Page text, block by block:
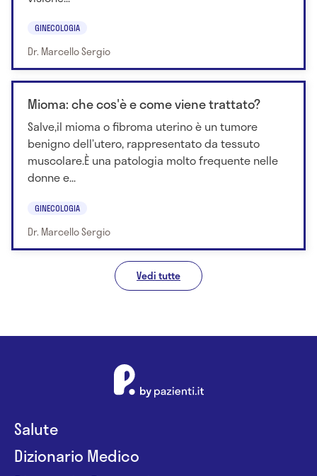
GINECOLOGIA
Dr. Marcello Sergio
Mioma: che cos'è e come viene trattato?
Salve,il mioma o fibroma uterino è un tumore
benigno dell’utero, rappresentato da tessuto
muscolare.È una patologia molto frequente nelle
donne e...
GINECOLOGIA
Dr. Marcello Sergio
Vedi tutte
Salute
Dizionario Medico